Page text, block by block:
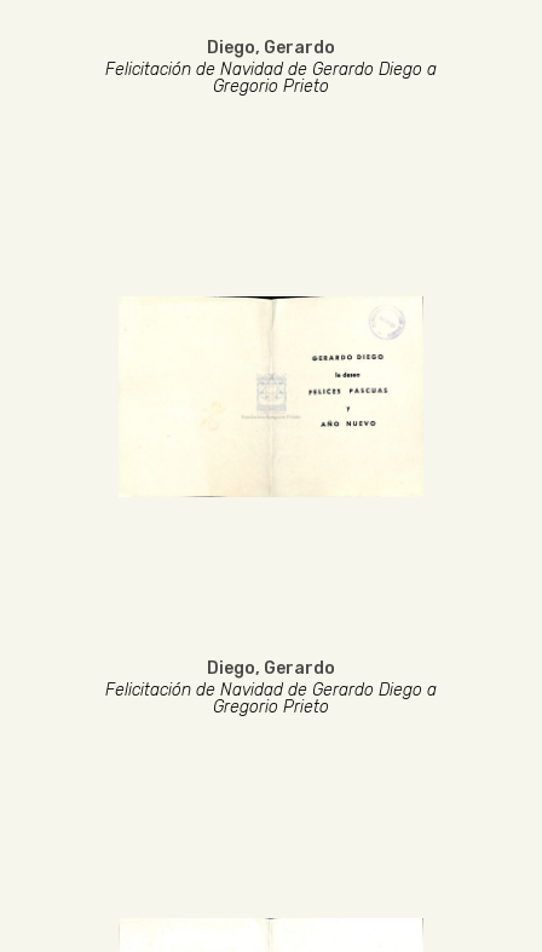
Diego, Gerardo
Felicitación de Navidad de Gerardo Diego a
Gregorio Prieto
Diego, Gerardo
Felicitación de Navidad de Gerardo Diego a
Gregorio Prieto